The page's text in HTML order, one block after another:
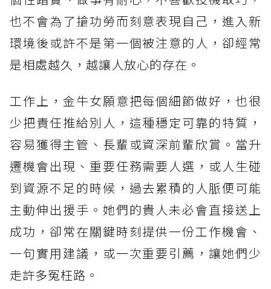
也不會為了搶功勞而刻意表現自己，進入新
環境後或許不是第一個被注意的人，卻經常
是相處越久，越讓人放心的存在。
工作上，金牛女願意把每個細節做好，也很
少把責任推給別人，這種穩定可靠的特質，
容易獲得主管、長輩或資深前輩欣賞。當升
遷機會出現、重要任務需要人選，或人生碰
到資源不足的時候，過去累積的人脈便可能
主動伸出援手。她們的貴人未必會直接送上
成功，卻常在關鍵時刻提供一份工作機會、
一句實用建議，或一次重要引薦，讓她們少
走許多冤枉路。